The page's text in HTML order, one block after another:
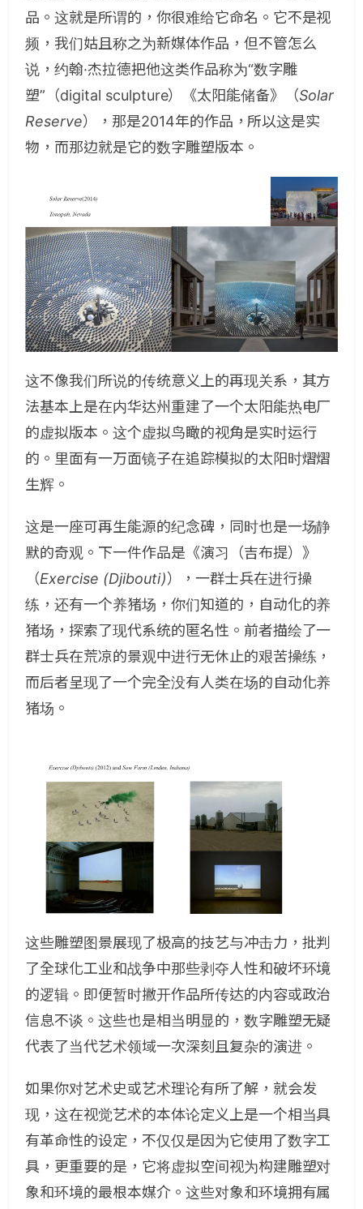
品。这就是所谓的，你很难给它命名。它不是视
频，我们姑且称之为新媒体作品，但不管怎么
说，约翰·杰拉德把他这类作品称为“数字雕
塑”（digital sculpture）《太阳能储备》（Solar
Reserve），那是2014年的作品，所以这是实
物，而那边就是它的数字雕塑版本。
这不像我们所说的传统意义上的再现关系，其方
法基本上是在内华达州重建了一个太阳能热电厂
的虚拟版本。这个虚拟鸟瞰的视角是实时运行
的。里面有一万面镜子在追踪模拟的太阳时熠熠
生辉。
这是一座可再生能源的纪念碑，同时也是一场静
默的奇观。下一件作品是《演习（吉布提）》
（Exercise (Djibouti)），一群士兵在进行操
练，还有一个养猪场，你们知道的，自动化的养
猪场，探索了现代系统的匿名性。前者描绘了一
群士兵在荒凉的景观中进行无休止的艰苦操练，
而后者呈现了一个完全没有人类在场的自动化养
猪场。
这些雕塑图景展现了极高的技艺与冲击力，批判
了全球化工业和战争中那些剥夺人性和破坏环境
的逻辑。即便暂时撇开作品所传达的内容或政治
信息不谈。这些也是相当明显的，数字雕塑无疑
代表了当代艺术领域一次深刻且复杂的演进。
如果你对艺术史或艺术理论有所了解，就会发
现，这在视觉艺术的本体论定义上是一个相当具
有革命性的设定，不仅仅是因为它使用了数字工
具，更重要的是，它将虚拟空间视为构建雕塑对
象和环境的最根本媒介。这些对象和环境拥有属